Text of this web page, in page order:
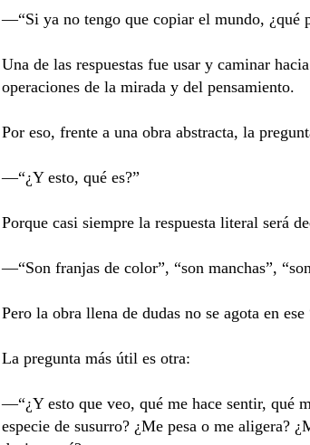
—“Si ya no tengo que copiar el mundo, ¿qué
Una de las respuestas fue usar y caminar
operaciones de la mirada y del pensamiento.
Por eso, frente a una obra abstracta, la
—“¿Y esto, qué es?”
Porque casi siempre la respuesta literal será
—“Son franjas de color”, “son manchas”,
Pero la obra llena de dudas no se agota en ese
La pregunta más útil es otra:
—“¿Y esto que veo, qué me hace sentir, qué
especie de susurro? ¿Me pesa o me aligera?